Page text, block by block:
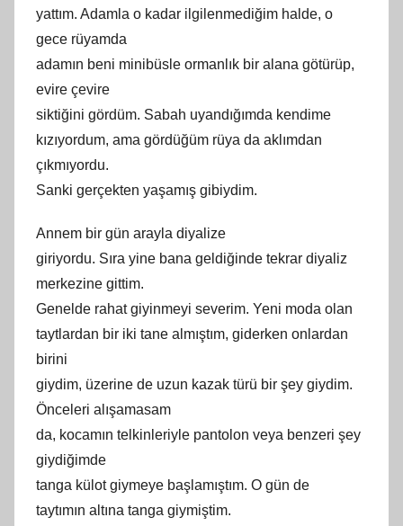
yattım. Adamla o kadar ilgilenmediğim halde, o
gece rüyamda
adamın beni minibüsle ormanlık bir alana götürüp,
evire çevire
siktiğini gördüm. Sabah uyandığımda kendime
kızıyordum, ama gördüğüm rüya da aklımdan
çıkmıyordu.
Sanki gerçekten yaşamış gibiydim.
Annem bir gün arayla diyalize
giriyordu. Sıra yine bana geldiğinde tekrar diyaliz
merkezine gittim.
Genelde rahat giyinmeyi severim. Yeni moda olan
taytlardan bir iki tane almıştım, giderken onlardan
birini
giydim, üzerine de uzun kazak türü bir şey giydim.
Önceleri alışamasam
da, kocamın telkinleriyle pantolon veya benzeri şey
giydiğimde
tanga külot giymeye başlamıştım. O gün de
taytımın altına tanga giymiştim.